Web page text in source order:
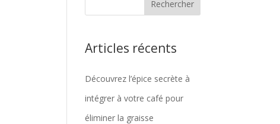
Articles récents
Découvrez l’épice secrète à
intégrer à votre café pour
éliminer la graisse